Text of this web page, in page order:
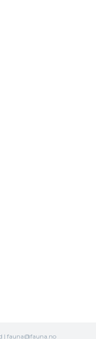
| fauna@fauna.no